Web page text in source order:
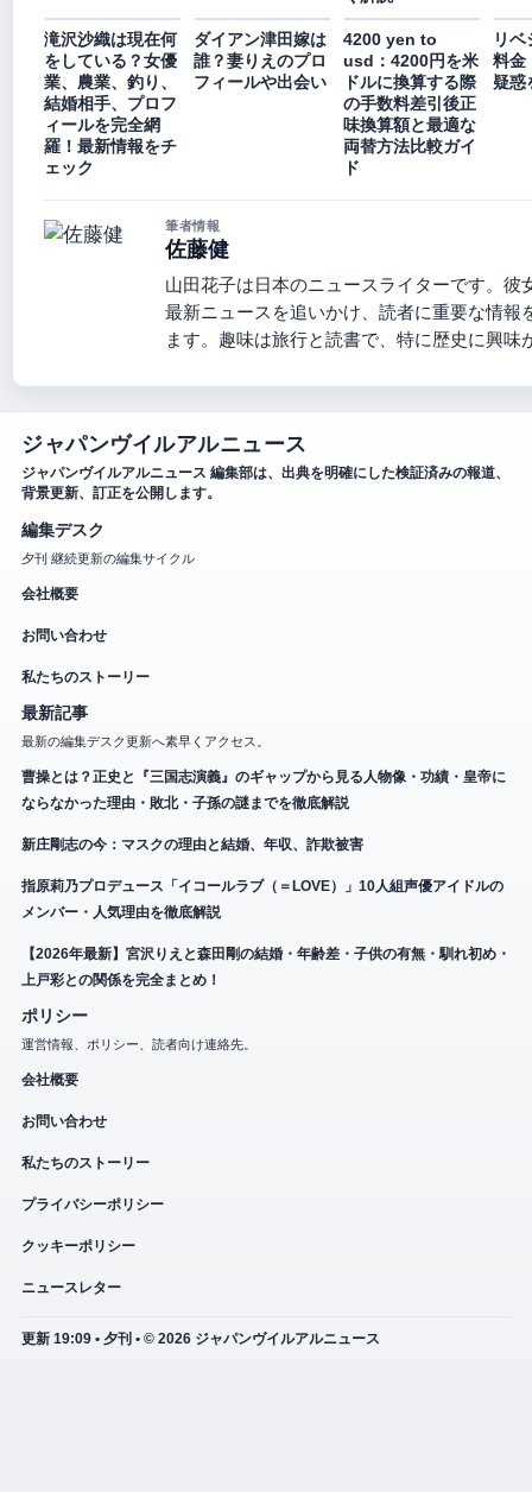
滝沢沙織は現在何
をしている？女優
業、農業、釣り、
結婚相手、プロフ
ィールを完全網
羅！最新情報をチ
ェック
ダイアン津田嫁は
誰？妻りえのプロ
フィールや出会い
4200 yen to
usd：4200円を米
ドルに換算する際
の手数料差引後正
味換算額と最適な
両替方法比較ガイ
ド
リ
料金
疑惑
筆者情報
佐藤健
山田花子は日本のニュースライターです。彼
最新ニュースを追いかけ、読者に重要な情報
ます。趣味は旅行と読書で、特に歴史に興味
ジャパンヴイルアルニュース
ジャパンヴイルアルニュース 編集部は、出典を明確にした検証済みの報道、
背景更新、訂正を公開します。
編集デスク
夕刊 継続更新の編集サイクル
会社概要
お問い合わせ
私たちのストーリー
最新記事
最新の編集デスク更新へ素早くアクセス。
曹操とは？正史と『三国志演義』のギャップから見る人物像・功績・皇帝に
ならなかった理由・敗北・子孫の謎までを徹底解説
新庄剛志の今：マスクの理由と結婚、年収、詐欺被害
指原莉乃プロデュース「イコールラブ（＝LOVE）」10人組声優アイドルの
メンバー・人気理由を徹底解説
【2026年最新】宮沢りえと森田剛の結婚・年齢差・子供の有無・馴れ初め・
上戸彩との関係を完全まとめ！
ポリシー
運営情報、ポリシー、読者向け連絡先。
会社概要
お問い合わせ
私たちのストーリー
プライバシーポリシー
クッキーポリシー
ニュースレター
更新 19:09 • 夕刊 • © 2026 ジャパンヴイルアルニュース